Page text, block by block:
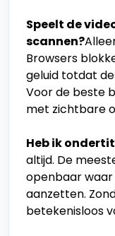
Speelt de
scannen?
Browsers
geluid totdat
Voor de beste
met zichtbare
Heb ik
altijd. De
openbaar
aanzetten.
betekenisloos